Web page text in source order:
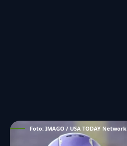
Foto: IMAGO / USA TODAY Network